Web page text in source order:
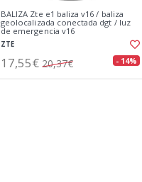
BALIZA Zte e1 baliza v16 / baliza
geolocalizada conectada dgt / luz
de emergencia v16
ZTE
17,55€ 20,37€ - 14%